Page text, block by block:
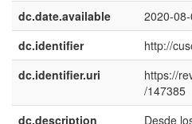
dc.date.available
2020-
dc.identifier
http://
dc.identifier.uri
https://
/147385
dc.description
Desde